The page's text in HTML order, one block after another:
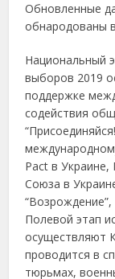
Обновленные
обнародованы
Национальный
выборов 2019
поддержке
содействия
Pact в Украине,
Союза в
Полевой этап
осуществляют
проводится в
тюрьмах,